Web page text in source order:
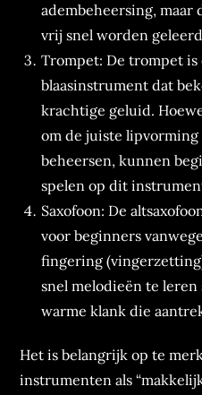
adembeheersing, maar
vrij snel worden
Trompet: De trompet
blaasinstrument dat
krachtige geluid.
om de juiste
beheersen, kunnen
spelen op dit
Saxofoon: De
voor beginners
fingering
snel melodieën te
warme klank die
Het is belangrijk op te
instrumenten als